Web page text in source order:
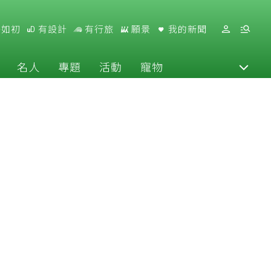
初 有設計 有行旅 願景 我的新聞
名人 專題 活動 寵物